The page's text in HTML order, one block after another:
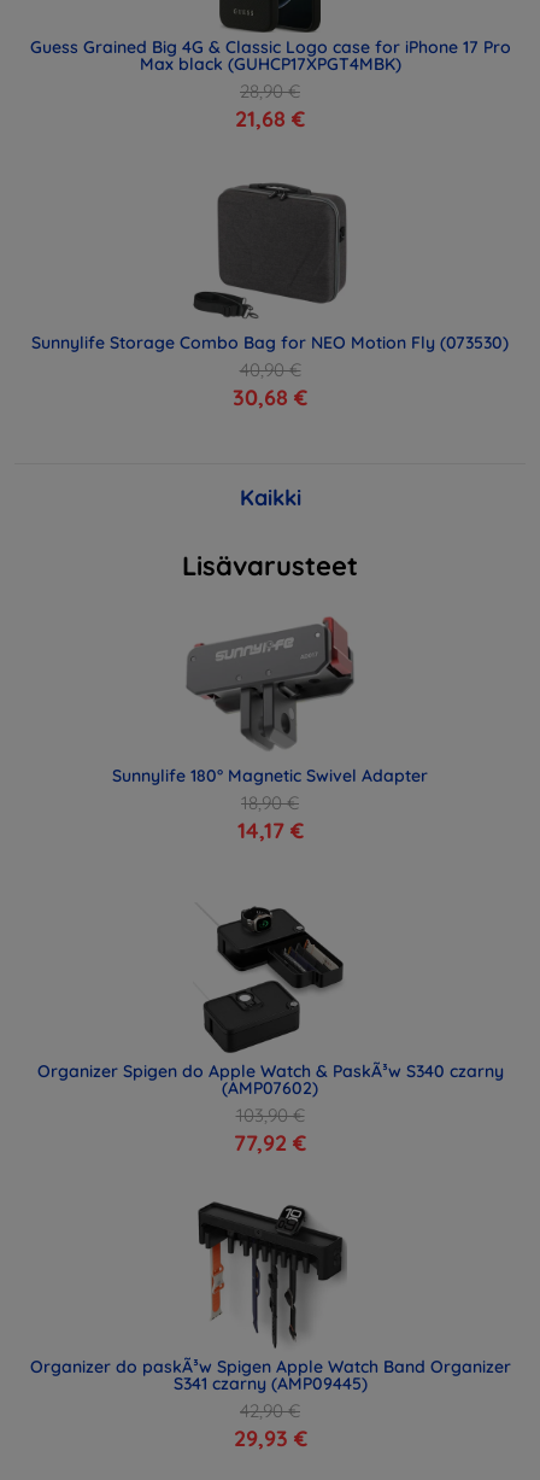
Guess Grained Big 4G & Classic Logo case for iPhone 17 Pro
Max black (GUHCP17XPGT4MBK)
28,90 €
21,68 €
Sunnylife Storage Combo Bag for NEO Motion Fly (073530)
40,90 €
30,68 €
Kaikki
Lisävarusteet
Sunnylife 180° Magnetic Swivel Adapter
18,90 €
14,17 €
Organizer Spigen do Apple Watch & PaskÃ³w S340 czarny
(AMP07602)
103,90 €
77,92 €
Organizer do paskÃ³w Spigen Apple Watch Band Organizer
S341 czarny (AMP09445)
42,90 €
29,93 €